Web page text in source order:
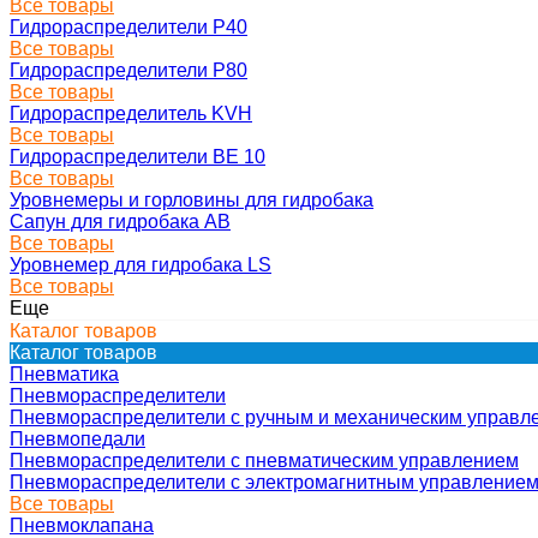
Все товары
Гидрораспределители Р40
Все товары
Гидрораспределители Р80
Все товары
Гидрораспределитель KVH
Все товары
Гидрораспределители ВЕ 10
Все товары
Уровнемеры и горловины для гидробака
Сапун для гидробака АВ
Все товары
Уровнемер для гидробака LS
Все товары
Еще
Каталог товаров
Каталог товаров
Пневматика
Пневмораспределители
Пневмораспределители с ручным и механическим
Пневмопедали
Пневмораспределители с пневматическим управлением
Пневмораспределители с электромагнитным управлением
Все товары
Пневмоклапана